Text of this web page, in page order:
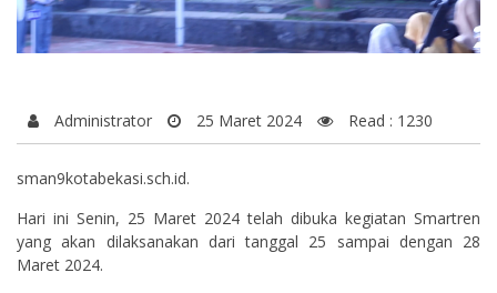
Administrator 25 Maret 2024 Read : 1230
sman9kotabekasi.sch.id.
Hari ini Senin, 25 Maret 2024 telah dibuka kegiatan Smartren
yang akan dilaksanakan dari tanggal 25 sampai dengan 28
Maret 2024.